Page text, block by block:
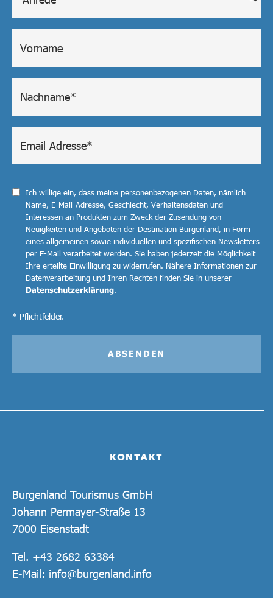
KONTAKT
Burgenland Tourismus GmbH
Johann Permayer-Straße 13
7000 Eisenstadt
Tel. +43 2682 63384
E-Mail: info@burgenland.info
Ich willige ein, dass meine personenbezogenen Daten, nämlich
Name, E-Mail-Adresse, Geschlecht, Verhaltensdaten und
Interessen an Produkten zum Zweck der Zusendung von
Neuigkeiten und Angeboten der Destination Burgenland, in Form
eines allgemeinen sowie individuellen und spezifischen Newsletters
per E-Mail verarbeitet werden. Sie haben jederzeit die Möglichkeit
Ihre erteilte Einwilligung zu widerrufen. Nähere Informationen zur
Datenverarbeitung und Ihren Rechten finden Sie in unserer
Datenschutzerklärung.
* Pflichtfelder.
ABSENDEN